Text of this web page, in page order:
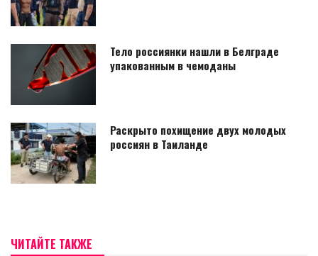
Тело россиянки нашли в Белграде
упакованным в чемоданы
Раскрыто похищение двух молодых
россиян в Таиланде
ЧИТАЙТЕ ТАКЖЕ